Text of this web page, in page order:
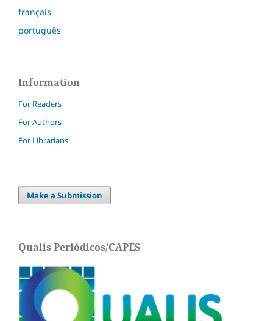
français
português
Information
For Readers
For Authors
For Librarians
Make a Submission
Qualis Periódicos/CAPES